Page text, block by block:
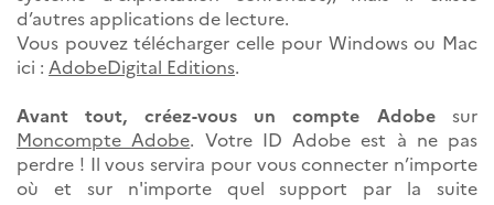
d’autres applications de lecture.
Vous pouvez télécharger celle pour Windows ou Mac
ici : AdobeDigital Editions.
Avant tout, créez-vous un compte Adobesur
Moncompte Adobe. Votre ID Adobe est à ne pas
perdre ! Il vous servira pour vous connecter n’importe
où et sur n'importe quel support par la suite